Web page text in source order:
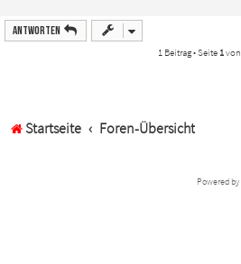
Antworten
1 Beitrag • Seite 1von
Startseite Foren-Übersicht
Powered by